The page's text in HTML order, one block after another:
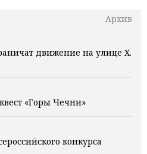
Архив
движение на улице Х.
«Горы Чечни»
конкурса